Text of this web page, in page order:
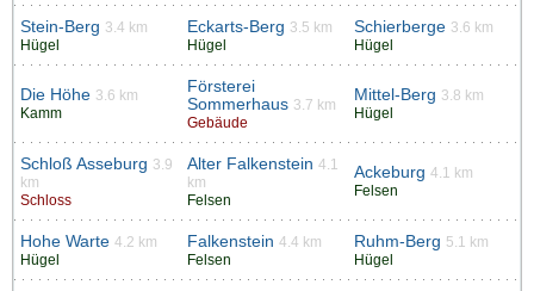
Stein-Berg 3.4 km
Hügel
Eckarts-Berg 3.5 km
Hügel
Schierberge 3.6 km
Hügel
Die Höhe 3.6 km
Kamm
Försterei
Sommerhaus 3.7 km
Gebäude
Mittel-Berg 3.8 km
Hügel
Schloß Asseburg 3.9
km
Schloss
Alter Falkenstein 4.1
km
Felsen
Ackeburg 4.1 km
Felsen
Hohe Warte 4.2 km
Hügel
Falkenstein 4.4 km
Felsen
Ruhm-Berg 5.1 km
Hügel